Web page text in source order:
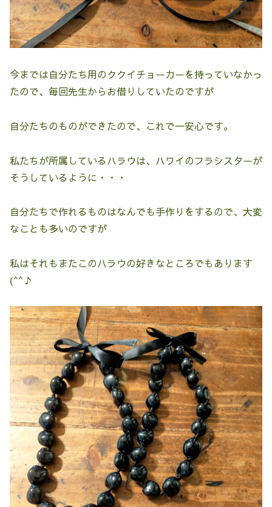
今までは自分たち用のククイチョーカーを持っていなかっ
たので、毎回先生からお借りしていたのですが
自分たちのものができたので、これで一安心です。
私たちが所属しているハラウは、ハワイのフラシスターが
そうしているように・・・
自分たちで作れるものはなんでも手作りをするので、大変
なことも多いのですが
私はそれもまたこのハラウの好きなところでもあります
(^^♪